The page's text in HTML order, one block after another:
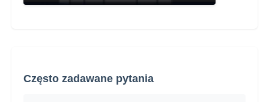
Często zadawane pytania